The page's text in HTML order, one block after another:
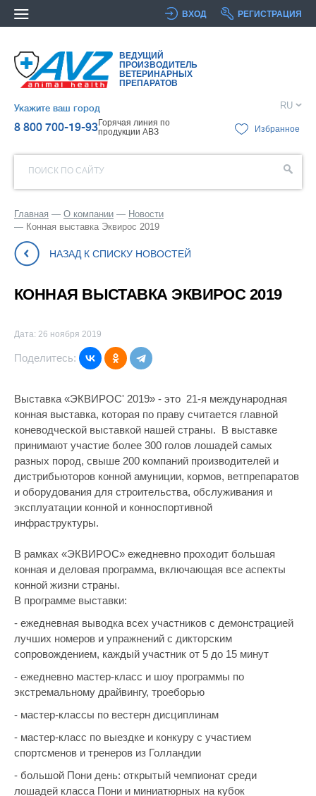
ВХОД РЕГИСТРАЦИЯ
ВЕДУЩИЙ
ПРОИЗВОДИТЕЛЬ
ВЕТЕРИНАРНЫХ
ПРЕПАРАТОВ
Укажите ваш город
8 800 700-19-93Горячая линия по
продукции АВЗ
RU
Избранное
ПОИСК ПО САЙТУ
Главная О компании
Новости
Конная выставка Эквирос 2019
НАЗАД К СПИСКУ НОВОСТЕЙ
КОННАЯ ВЫСТАВКА ЭКВИРОС 2019
Дата: 26 ноября 2019
Поделитесь:
Выставка «ЭКВИРОС' 2019» - это 21-я международная
конная выставка, которая по праву считается главной
коневодческой выставкой нашей страны. В выставке
принимают участие более 300 голов лошадей самых
разных пород, свыше 200 компаний производителей и
дистрибьюторов конной амуниции, кормов, ветпрепаратов
и оборудования для строительства, обслуживания и
эксплуатации конной и конноспортивной
инфраструктуры.
В рамках «ЭКВИРОС» ежедневно проходит большая
конная и деловая программа, включающая все аспекты
конной жизни страны.
В программе выставки:
- ежедневная выводка всех участников с демонстрацией
лучших номеров и упражнений с дикторским
сопровождением, каждый участник от 5 до 15 минут
- ежедневно мастер-класс и шоу программы по
экстремальному драйвингу, троеборью
- мастер-классы по вестерн дисциплинам
- мастер-класс по выездке и конкуру с участием
спортсменов и тренеров из Голландии
- большой Пони день: открытый чемпионат среди
лошадей класса Пони и миниатюрных на кубок